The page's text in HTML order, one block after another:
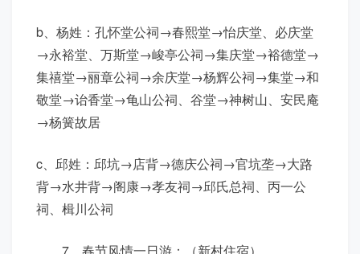
b、杨姓：孔怀堂公祠→春熙堂→怡庆堂、必庆堂
→永裕堂、万斯堂→峻亭公祠→集庆堂→裕德堂→
集禧堂→丽章公祠→余庆堂→杨辉公祠→集堂→和
敬堂→诒香堂→龟山公祠、谷堂→神树山、安民庵
→杨簧故居
c、邱姓：邱坑→店背→德庆公祠→官坑垄→大路
背→水井背→阁康→孝友祠→邱氏总祠、丙一公
祠、楫川公祠